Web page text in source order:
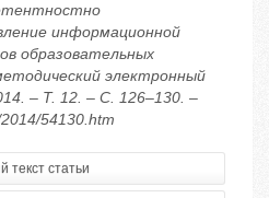
информационной
образовательных
электронный
– Т. 12. – С. 126–130. –
54130.htm
текст статьи